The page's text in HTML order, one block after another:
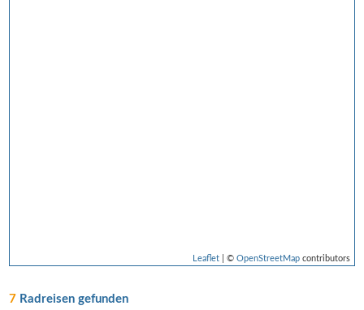
Leaflet| © OpenStreetMapcontributors
7 Radreisen gefunden